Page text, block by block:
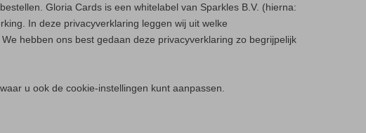
Gloria Cards is een whitelabel van Sparkles B.V. (hierna:
In deze privacyverklaring leggen wij uit welke
hebben ons best gedaan deze privacyverklaring zo begrijpelijk
, waar u ook de cookie-instellingen kunt aanpassen.